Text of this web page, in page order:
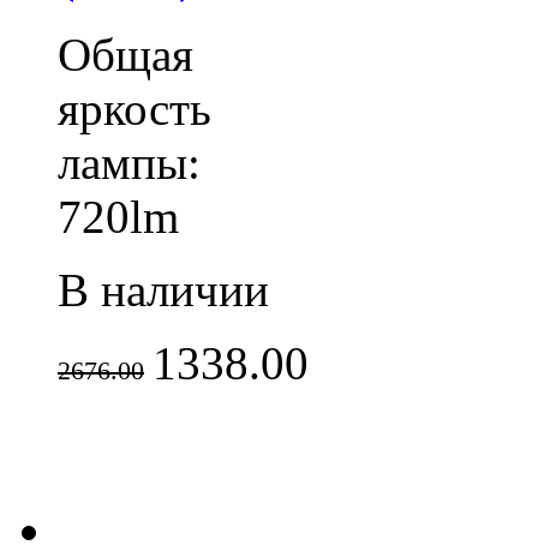
Общая
яркость
лампы:
720lm
В наличии
2676.00 1338.00